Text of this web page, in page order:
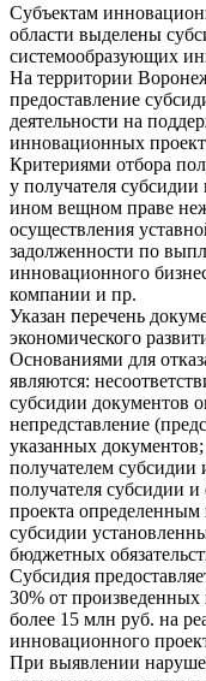
Субъектам
области выделены
системообразующих
На территории
предоставление
деятельности на
инновационных
Критериями отбора
у получателя
ином вещном праве
осуществления
задолженности по
инновационного
компании и пр.
Указан перечень
экономического
Основаниями для
являются:
субсидии документов
непредставление
указанных
получателем субсидии
получателя субсидии
проекта определенным
субсидии
бюджетных
Субсидия
30% от
более 15 млн руб. на
инновационного
При выявлении